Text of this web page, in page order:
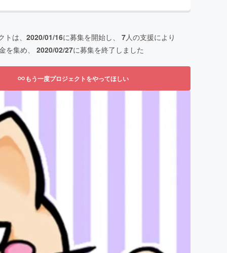
は、 2020/01/16に募集を開始し、 7人の支援により
を集め、 2020/02/27に募集を終了しました
もう一度プロジェクトをやってほしい